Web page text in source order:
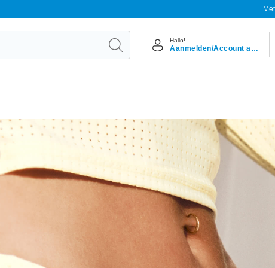
Hallo!
Aanmelden/Account aanmaken